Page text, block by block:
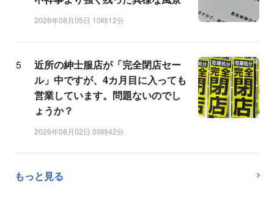
2026年08月05日 10時12分
近所の紳士服店が「完全閉店セー
ル」中ですが、4カ月目に入っても
営業しています。問題ないのでし
ょうか？
2026年08月02日 09時42分
もっと見る